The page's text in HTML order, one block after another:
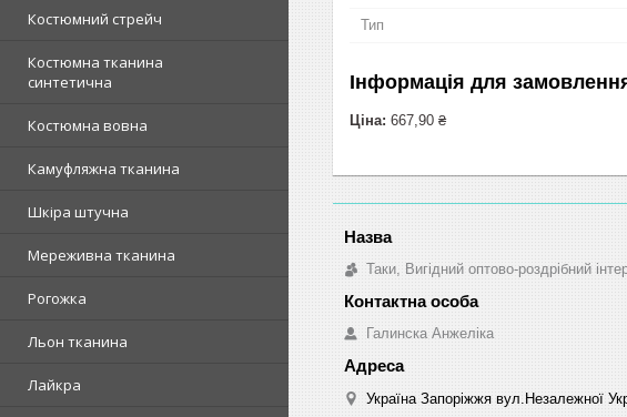
Костюмний стрейч
Костюмна тканина
синтетична
Костюмна вовна
Камуфляжна тканина
Шкіра штучна
Мереживна тканина
Рогожка
Льон тканина
Лайкра
Тип
Інформація для
Ціна: 667,90 ₴
Таки, Вигідний оптово-роздрібний
Галинска Анжеліка
Україна Запоріжжя вул.Незалежної